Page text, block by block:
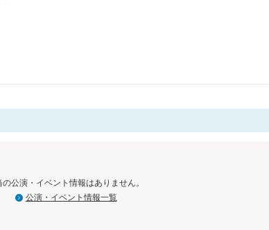
の公演・イベント情報はありません。
公演・イベント情報一覧